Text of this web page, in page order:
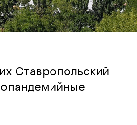
Ставропольский